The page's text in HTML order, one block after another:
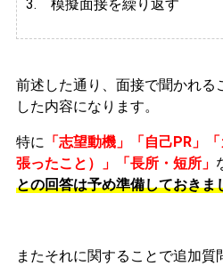
3. 模擬面接を繰り返す
前述した通り、面接で聞かれる
した内容になります。
特に 「志望動機」「自己PR」
張ったこと）」「長所・短所」
との回答は予め準備しておきま
またそれに関することで追加